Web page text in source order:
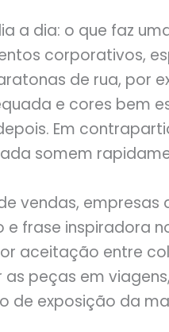
a dia: o que faz
corporativos,
de rua, por
e cores bem
Em
somem
vendas,
frase inspiradora
aceitação entre
peças em
de exposição da